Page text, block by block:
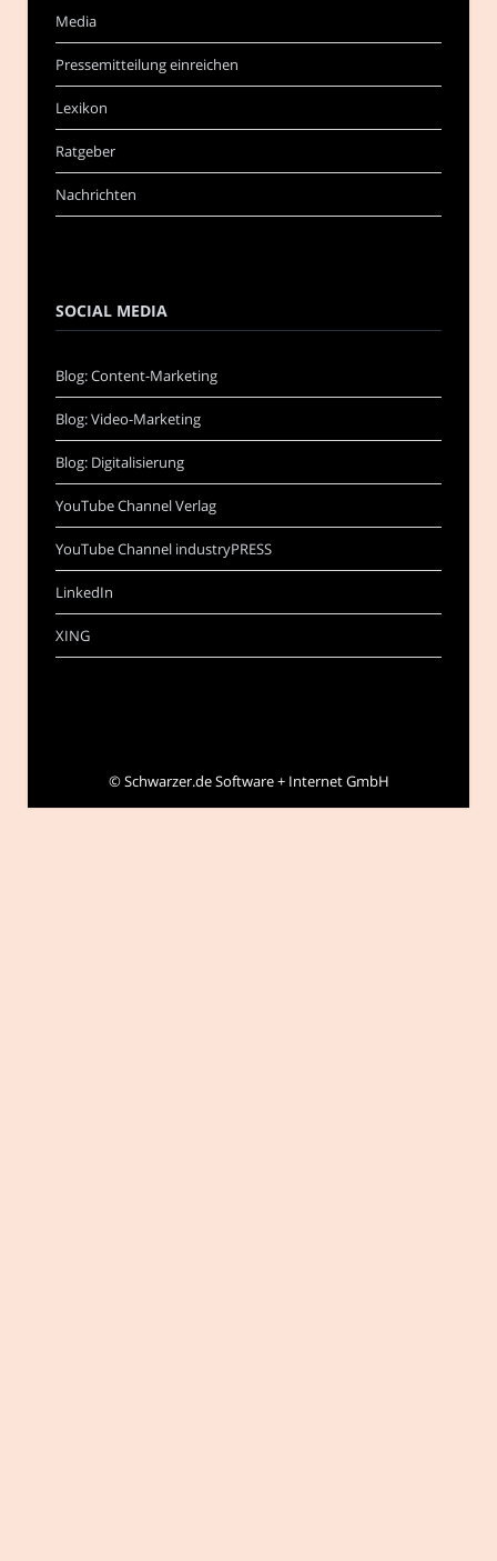
Media
Pressemitteilung einreichen
Lexikon
Ratgeber
Nachrichten
SOCIAL MEDIA
Blog: Content-Marketing
Blog: Video-Marketing
Blog: Digitalisierung
YouTube Channel Verlag
YouTube Channel industryPRESS
LinkedIn
XING
©Schwarzer.de Software + Internet GmbH